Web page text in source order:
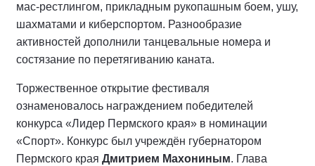
мас-рестлингом, прикладным рукопашным боем, ушу,
шахматами и киберспортом. Разнообразие
активностей дополнили танцевальные номера и
состязание по перетягиванию каната.
Торжественное открытие фестиваля
ознаменовалось награждением победителей
конкурса «Лидер Пермского края» в номинации
«Спорт». Конкурс был учреждён губернатором
Пермского края Дмитрием Махониным. Глава